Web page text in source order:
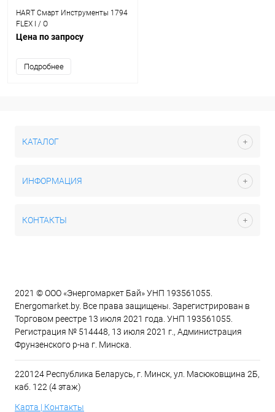
HART Смарт Инструменты 1794
FLEX I / O
Цена по запросу
Подробнее
КАТАЛОГ
ИНФОРМАЦИЯ
КОНТАКТЫ
2021 © ООО «Энергомаркет Бай» УНП 193561055.
Energomarket.by. Все права защищены. Зарегистрирован в
Торговом реестре 13 июля 2021 года. УНП 193561055.
Регистрация № 514448, 13 июля 2021 г., Администрация
Фрунзенского р-на г. Минска.
220124 Республика Беларусь, г. Минск, ул. Масюковщина 2Б,
каб. 122 (4 этаж)
Карта | Контакты